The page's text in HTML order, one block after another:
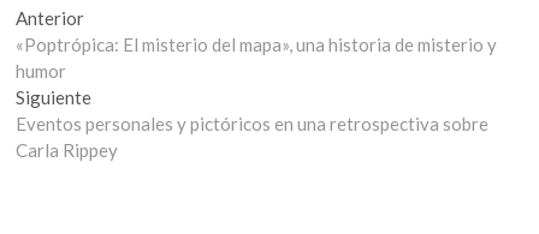
Navegación
de
entradas
AnteriorEntrada
anterior:
«Poptrópica: El misterio del mapa», una historia de misterio y
humor
SiguienteEntrada
siguiente:
Eventos personales y pictóricos en una retrospectiva sobre
Carla Rippey